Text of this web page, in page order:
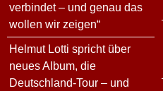
verbindet – und genau das
wollen wir zeigen“
Helmut Lotti spricht über
neues Album, die
Deutschland-Tour – und